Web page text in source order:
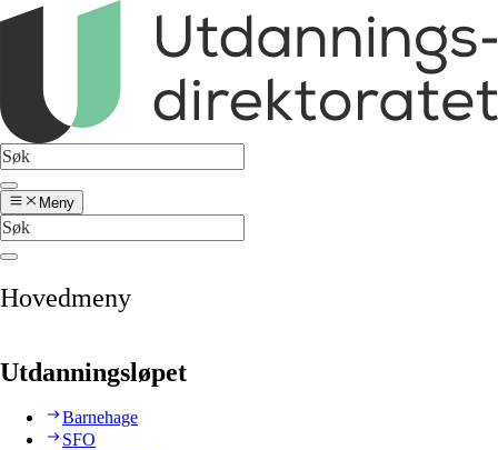
Meny
Hovedmeny
Utdanningsløpet
Barnehage
SFO